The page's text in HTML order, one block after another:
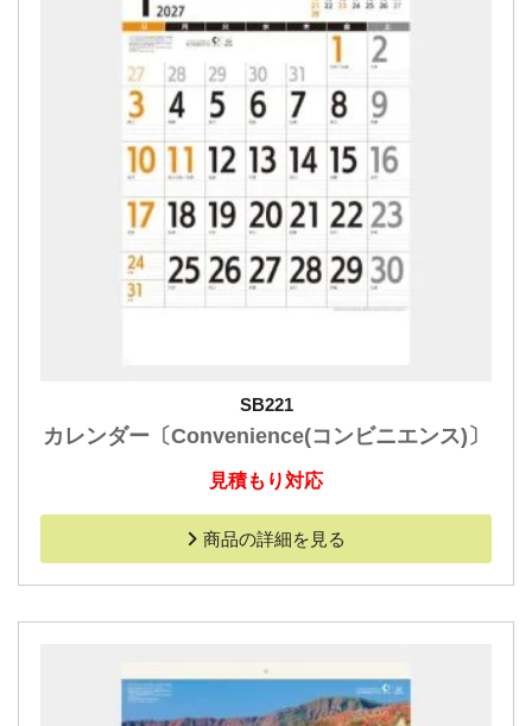
SB221
カレンダー〔Convenience(コンビニエンス)〕
見積もり対応
商品の詳細を見る